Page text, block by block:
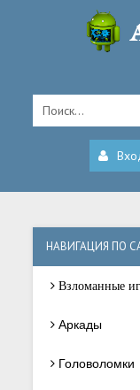
НАВИГАЦИЯ ПО
Взломанные
Аркады
Головоломки